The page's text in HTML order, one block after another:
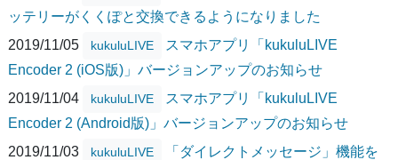
ッテリーがくくぽと交換できるようになりました
2019/11/05
kukuluLIVE
スマホアプリ「kukuluLIVE
Encoder 2 (iOS版)」バージョンアップのお知らせ
2019/11/04
kukuluLIVE
スマホアプリ「kukuluLIVE
Encoder 2 (Android版)」バージョンアップのお知らせ
2019/11/03
kukuluLIVE
「ダイレクトメッセージ」機能を